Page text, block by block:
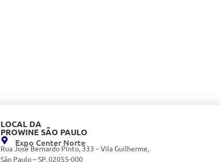
LOCAL DA
PROWINE SÃO PAULO
Expo Center Norte
Rua José Bernardo Pinto, 333 – Vila Guilherme,
São Paulo – SP, 02055-000